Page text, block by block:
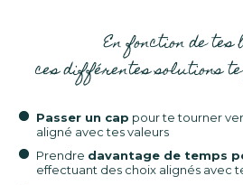
En fonction de tes
ces différentes solutions
Passer un cap pour te tourner
aligné avec tes valeurs
Prendre davantage de temps
effectuant des choix alignés avec